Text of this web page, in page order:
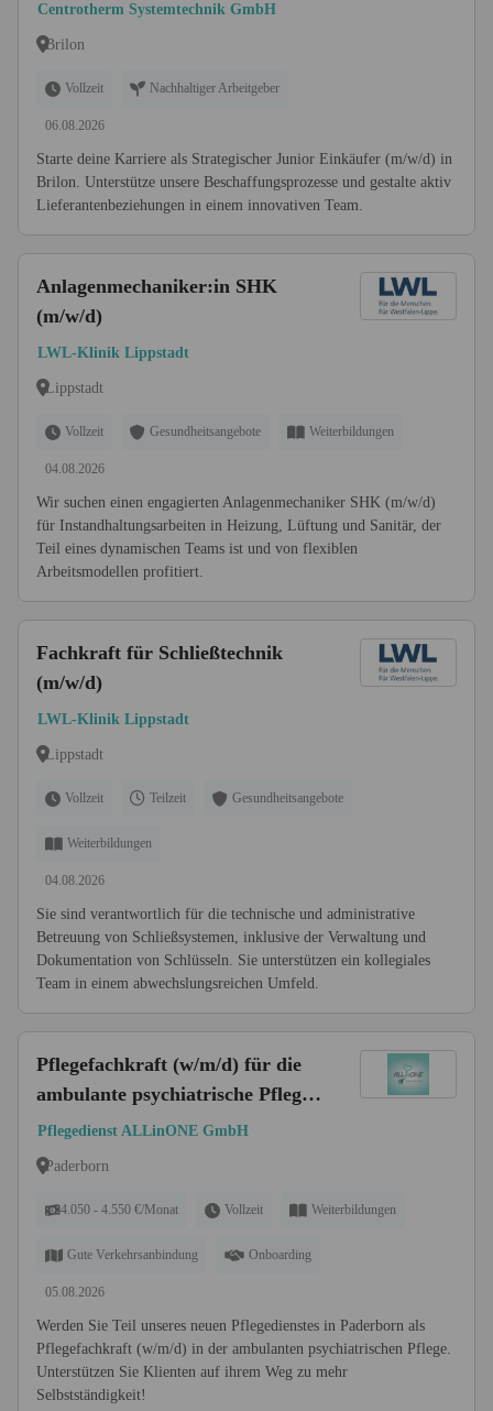
Centrotherm Systemtechnik GmbH
Brilon
Vollzeit Nachhaltiger Arbeitgeber
06.08.2026
Starte deine Karriere als Strategischer Junior Einkäufer (m/w/d) in
Brilon. Unterstütze unsere Beschaffungsprozesse und gestalte aktiv
Lieferantenbeziehungen in einem innovativen Team.
Anlagenmechaniker:in SHK
(m/w/d)
LWL-Klinik Lippstadt
Lippstadt
Vollzeit Gesundheitsangebote Weiterbildungen
04.08.2026
Wir suchen einen engagierten Anlagenmechaniker SHK (m/w/d)
für Instandhaltungsarbeiten in Heizung, Lüftung und Sanitär, der
Teil eines dynamischen Teams ist und von flexiblen
Arbeitsmodellen profitiert.
Fachkraft für Schließtechnik
(m/w/d)
LWL-Klinik Lippstadt
Lippstadt
Vollzeit Teilzeit Gesundheitsangebote
Weiterbildungen
04.08.2026
Sie sind verantwortlich für die technische und administrative
Betreuung von Schließsystemen, inklusive der Verwaltung und
Dokumentation von Schlüsseln. Sie unterstützen ein kollegiales
Team in einem abwechslungsreichen Umfeld.
Pflegefachkraft (w/m/d) für die
ambulante psychiatrische Pflege
in Paderborn - Hier sind Sie
richtig!
Pflegedienst ALLinONE GmbH
Paderborn
4.050 - 4.550 €/Monat Vollzeit Weiterbildungen
Gute Verkehrsanbindung Onboarding
05.08.2026
Werden Sie Teil unseres neuen Pflegedienstes in Paderborn als
Pflegefachkraft (w/m/d) in der ambulanten psychiatrischen Pflege.
Unterstützen Sie Klienten auf ihrem Weg zu mehr
Selbstständigkeit!